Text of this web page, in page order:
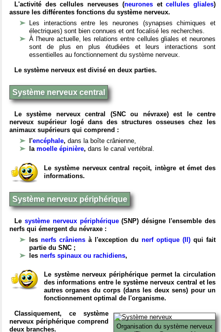
L'activité des cellules nerveuses (neuronesetcellules gliales)
assure les différentes fonctions du système nerveux.
Les interactions entre les neurones (synapses chimiques et
électriques) sont bien connues et ont focalisé les recherches.
À l'heure actuelle, les relations entre cellules gliales et neurones
sont de plus en plus étudiées et leurs interactions sont
essentielles au fonctionnement du système nerveux.
Le système nerveux est divisé en deux parties.
Système nerveux central
Le système nerveux central (SNC ou névraxe) est le centre
nerveux supérieur logé dans des structures osseuses chez les
animaux supérieurs qui comprend :
l'encéphale, dans la boîte crânienne,
la moelle épinière, dans le canal vertébral.
Le système nerveux central reçoit, intègre et émet des
informations.
Système nerveux périphérique
Le système nerveux périphérique(SNP) désigne l'ensemble des
nerfs qui émergent du névraxe :
les nerfs crâniens à l'exception du nerf optique (II) qui fait
partie du SNC ;
les nerfs spinaux ou rachidiens,
Le système nerveux périphérique permet la circulation
des informations entre le système nerveux central et les
autres organes du corps (dans les deux sens) pour un
fonctionnement optimal de l'organisme.
Organisation du système nerveux
Classiquement, ce système
nerveux périphérique comprend
deux branches.